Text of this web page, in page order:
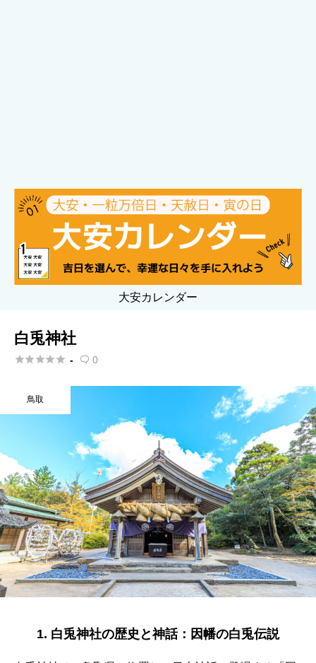
大安カレンダー
白兎神社
 -  0
鳥取
1. 白兎神社の歴史と神話：因幡の白兎伝説